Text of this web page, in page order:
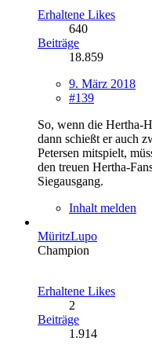
Erhaltene Likes
640
Beiträge
18.859
9. März 2018
#139
So, wenn die Hertha-
dann schießt er auch
Petersen mitspielt,
den treuen Hertha-
Siegausgang.
Inhalt melden
MüritzLupo
Champion
Erhaltene Likes
2
Beiträge
1.914